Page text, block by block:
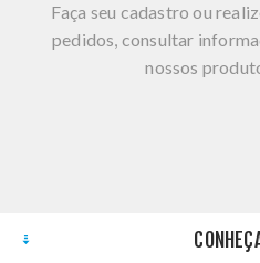
Faça seu cadastro ou
pedidos, consultar
nossos